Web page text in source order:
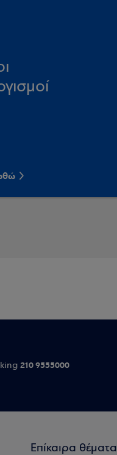
210 9555000
Επίκαιρα θέματα